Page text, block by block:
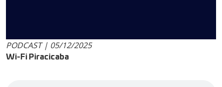
PODCAST | 05/12/2025
Wi-Fi Piracicaba